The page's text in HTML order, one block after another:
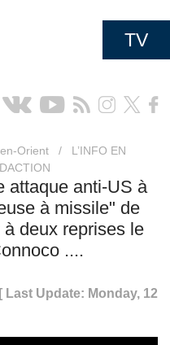
TV
Orient /
L’INFO EN
attaque anti-US à
à missile" de
deux reprises le
....
[ Last Update: Monday, 12